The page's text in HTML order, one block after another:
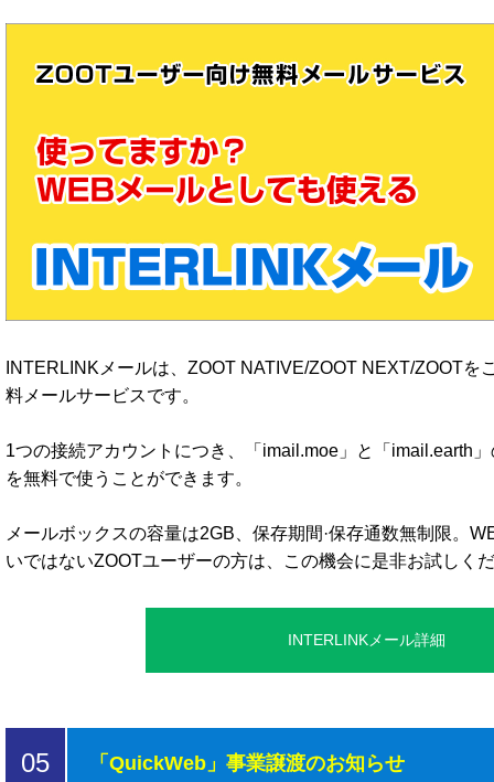
INTERLINKメールは、ZOOT NATIVE/ZOOT NEXT/ZOOTを
料メールサービスです。
1つの接続アカウントにつき、「imail.moe」と「imail.earth
を無料で使うことができます。
メールボックスの容量は2GB、保存期間·保存通数無制限。
いではないZOOTユーザーの方は、この機会に是非お試しく
INTERLINKメール詳細
05 「QuickWeb」事業譲渡のお知らせ